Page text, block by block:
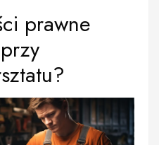
prawne